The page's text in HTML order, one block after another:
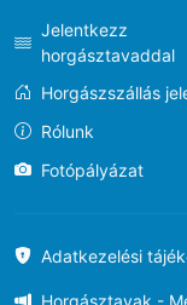
Jelentkezz
horgásztavaddal
Horgászszállás
Rólunk
Fotópályázat
Adatkezelési
Horgásztavak -